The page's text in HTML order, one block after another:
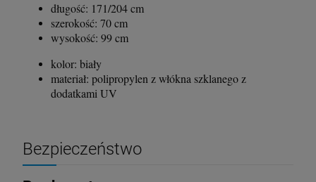
długość: 171/204 cm
szerokość: 70 cm
wysokość: 99 cm
kolor: biały
materiał: polipropylen z włókna szklanego z
dodatkami UV
Bezpieczeństwo